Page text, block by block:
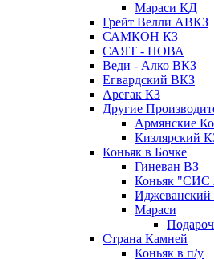
Мараси КД
Грейт Велли АВКЗ
САМКОН КЗ
САЯТ - НОВА
Веди - Алко ВКЗ
Егвардский ВКЗ
Арегак КЗ
Другие
Армянские
Кизлярский
Коньяк в Бочке
Гиневан ВЗ
Коньяк
Мараси
Страна Камней
Коньяк в п/у